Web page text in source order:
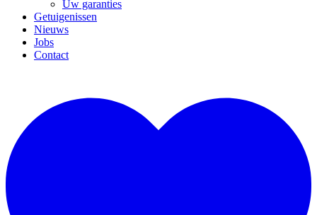
Uw garanties
Getuigenissen
Nieuws
Jobs
Contact